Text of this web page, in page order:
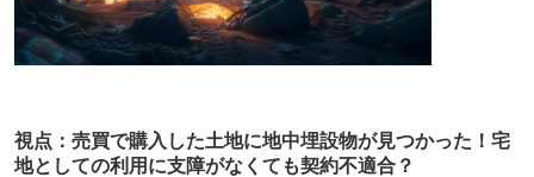
視点：売買で購入した土地に地中埋設物が見つかった！宅
地としての利用に支障がなくても契約不適合？